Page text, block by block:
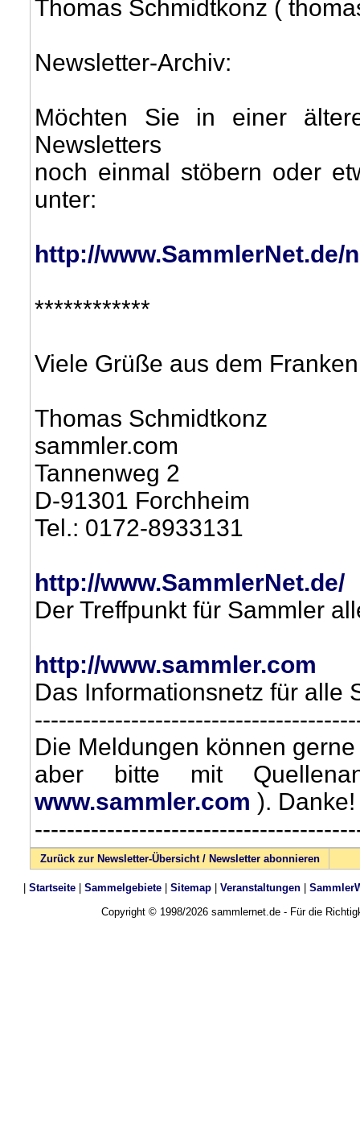
Thomas Schmidtkonz (
Newsletter-Archiv:
Möchten Sie in einer
Newsletters
noch einmal stöbern oder
unter:
http://www.SammlerNet.de/
************
Viele Grüße aus dem
Thomas Schmidtkonz
sammler.com
Tannenweg 2
D-91301 Forchheim
Tel.: 0172-8933131
http://www.SammlerNet.de/
Der Treffpunkt für Sammler
http://www.sammler.com
Das Informationsnetz für alle
Die Meldungen können
aber bitte mit
www.sammler.com ). Danke!
Zurück zur Newsletter-Übersicht / Newsletter abonnieren
Startseite| Sammelgebiete| Sitemap| Veranstaltungen|
Copyright © 1998/2026 sammlernet.de - Für die